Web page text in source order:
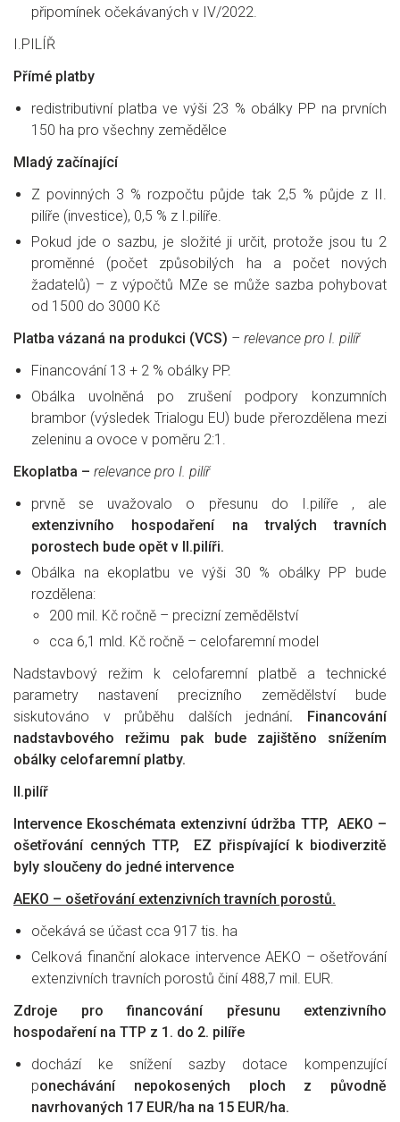
připomínek očekávaných v IV/2022.
I.PILÍŘ
Přímé platby
redistributivní platba ve výši 23 % obálky PP na prvních
150 ha pro všechny zemědělce
Mladý začínající
Z povinných 3 % rozpočtu půjde tak 2,5 % půjde z II.
pilíře (investice), 0,5 % z I.pilíře.
Pokud jde o sazbu, je složité ji určit, protože jsou tu 2
proměnné (počet způsobilých ha a počet nových
žadatelů) – z výpočtů MZe se může sazba pohybovat
od 1500 do 3000 Kč
Platba vázaná na produkci (VCS) – relevance pro I. pilíř
Financování 13 + 2 % obálky PP.
Obálka uvolněná po zrušení podpory konzumních
brambor (výsledek Trialogu EU) bude přerozdělena mezi
zeleninu a ovoce v poměru 2:1.
Ekoplatba – relevance pro I. pilíř
prvně se uvažovalo o přesunu do I.pilíře , ale
extenzivního hospodaření na trvalých travních
porostech bude opět v II.pilíři.
Obálka na ekoplatbu ve výši 30 % obálky PP bude
rozdělena:
200 mil. Kč ročně – precizní zemědělství
cca 6,1 mld. Kč ročně – celofaremní model
Nadstavbový režim k celofaremní platbě a technické
parametry nastavení precizního zemědělství bude
siskutováno v průběhu dalších jednání. Financování
nadstavbového režimu pak bude zajištěno snížením
obálky celofaremní platby.
II.pilíř
Intervence Ekoschémata extenzivní údržba TTP, AEKO –
ošetřování cenných TTP, EZ přispívající k biodiverzitě
byly sloučeny do jedné intervence
AEKO – ošetřování extenzivních travních porostů.
očekává se účast cca 917 tis. ha
Celková finanční alokace intervence AEKO – ošetřování
extenzivních travních porostů činí 488,7 mil. EUR.
Zdroje pro financování přesunu extenzivního
hospodaření na TTP z 1. do 2. pilíře
dochází ke snížení sazby dotace kompenzující
ponechávání nepokosených ploch z původně
navrhovaných 17 EUR/ha na 15 EUR/ha.